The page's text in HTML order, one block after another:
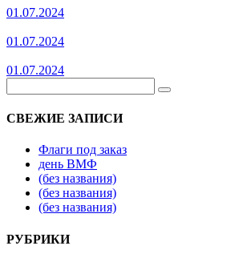
01.07.2024
01.07.2024
01.07.2024
СВЕЖИЕ ЗАПИСИ
Флаги под заказ
день ВМФ
(без названия)
(без названия)
(без названия)
РУБРИКИ